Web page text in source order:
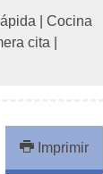
Cocina
cita
Imprimir